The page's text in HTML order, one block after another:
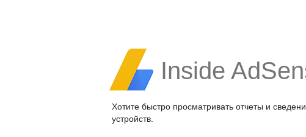
Inside
Хотите быстро просматривать отчеты и
устройств.